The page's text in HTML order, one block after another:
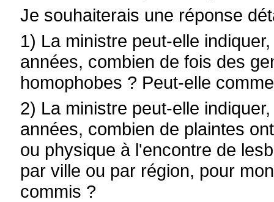
Je souhaiterais une réponse
1) La ministre peut-elle
années, combien de fois des
homophobes ? Peut-elle
2) La ministre peut-elle
années, combien de plaintes
ou physique à l'encontre de
par ville ou par région, pour
commis ?